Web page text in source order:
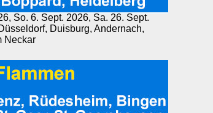
So. 6. Sept. 2026, Sa. 26. Sept.
Duisburg, Andernach,
Neckar